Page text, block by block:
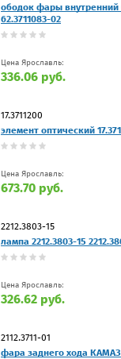
ободок фары внутренний
62.3711083-02
Цена Ярославль:
336.06 руб.
17.3711200
элемент оптический
Цена Ярославль:
673.70 руб.
2212.3803-15
лампа 2212.3803-15
Цена Ярославль:
326.62 руб.
2112.3711-01
фара заднего хода КАМАЗ